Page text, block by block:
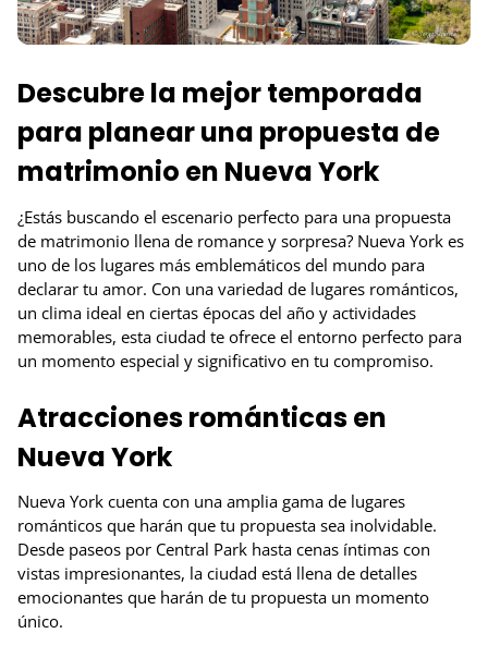
Descubre la mejor temporada
para planear una propuesta de
matrimonio en Nueva York
¿Estás buscando el escenario perfecto para una propuesta
de matrimonio llena de romance y sorpresa? Nueva York es
uno de los lugares más emblemáticos del mundo para
declarar tu amor. Con una variedad de lugares románticos,
un clima ideal en ciertas épocas del año y actividades
memorables, esta ciudad te ofrece el entorno perfecto para
un momento especial y significativo en tu compromiso.
Atracciones románticas en
Nueva York
Nueva York cuenta con una amplia gama de lugares
románticos que harán que tu propuesta sea inolvidable.
Desde paseos por Central Park hasta cenas íntimas con
vistas impresionantes, la ciudad está llena de detalles
emocionantes que harán de tu propuesta un momento
único.